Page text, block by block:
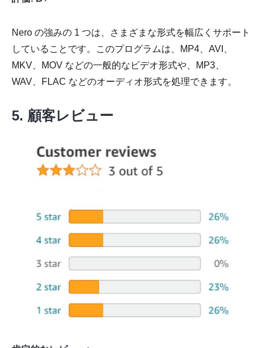
Nero の強みの 1 つは、さまざまな形式を幅広くサポート
していることです。このプログラムは、MP4、AVI、
MKV、MOV などの一般的なビデオ形式や、MP3、
WAV、FLAC などのオーディオ形式を処理できます。
5. 顧客レビュー